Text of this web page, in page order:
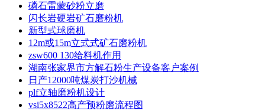
磷石雷蒙砂粉立磨
闪长岩硬岩矿石磨粉机
新型式球磨机
12m或15m立式式矿石磨粉机
zsw600 130给料机作用
湖南张家界市方解石粉生产设备客户案例
日产12000吨煤炭打沙机械
plf立轴磨粉机设计
vsi5x8522高产预粉磨流程图